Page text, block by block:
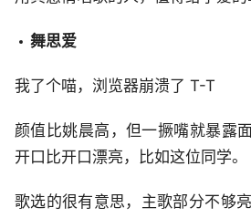
舞思爱
我了个喵，浏览器崩溃了 T-T
颜值比姚晨高，但一撅嘴就暴露
开口比开口漂亮，比如这位同学。
歌选的很有意思，主歌部分不够